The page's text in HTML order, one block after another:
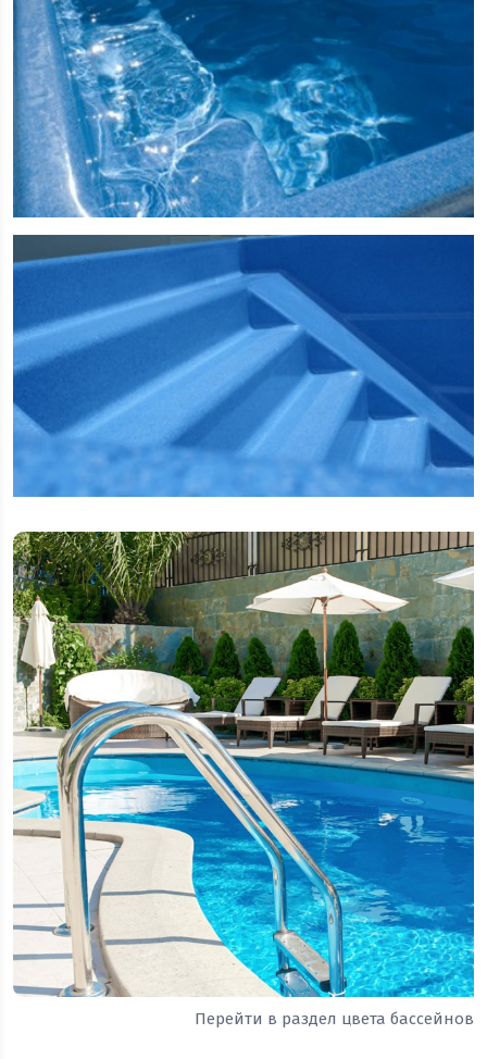
Перейти в раздел цвета бассейнов